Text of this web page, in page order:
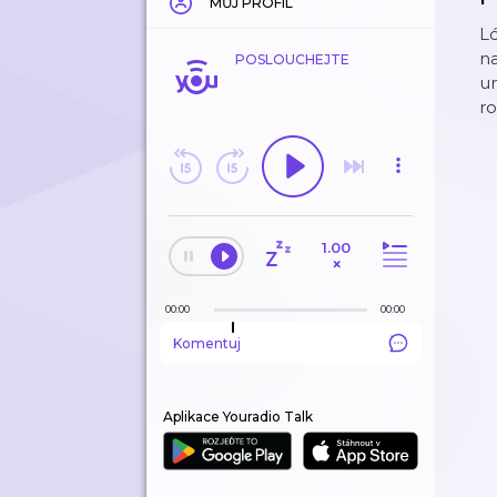
POSLOUCHEJTE
1.00
×
00:00 00:00
Komentuj
Aplikace Youradio Talk